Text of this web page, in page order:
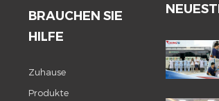
BRAUCHEN SIE
HILFE
Zuhause
Produkte